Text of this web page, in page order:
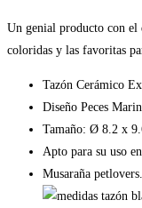
Un genial producto con el
coloridas y las favoritas
Tazón Cerámico
Diseño Peces
Tamaño: Ø 8.2 x
Apto para su uso
Musaraña petlovers.